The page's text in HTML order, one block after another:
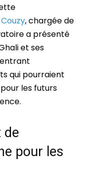
, chargée de
a présenté
et ses
qui pourraient
les futurs
de
pour les